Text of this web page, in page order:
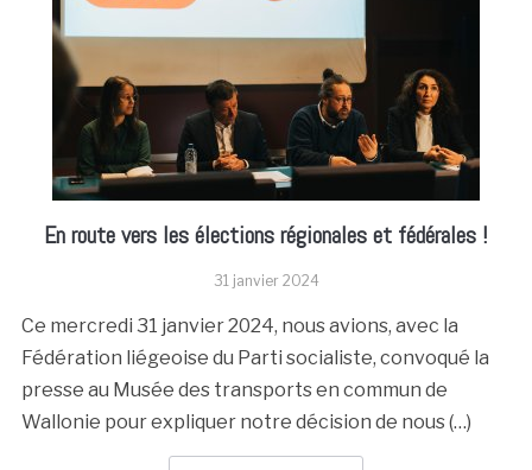
En route vers les élections régionales et fédérales !
31 janvier 2024
Ce mercredi 31 janvier 2024, nous avions, avec la
Fédération liégeoise du Parti socialiste, convoqué la
presse au Musée des transports en commun de
Wallonie pour expliquer notre décision de nous (…)